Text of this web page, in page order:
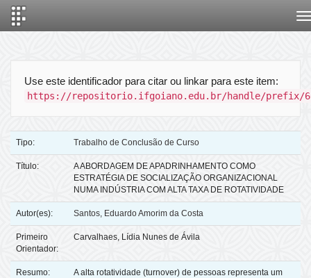
Use este identificador para citar ou linkar para este item:
https://repositorio.ifgoiano.edu.br/handle/prefix/
Tipo: Trabalho de Conclusão de Curso
Título:
A ABORDAGEM DE APADRINHAMENTO COMO
ESTRATÉGIA DE SOCIALIZAÇÃO ORGANIZACIONAL
NUMA INDÚSTRIA COM ALTA TAXA DE ROTATIVIDADE
Autor(es): Santos, Eduardo Amorim da Costa
Primeiro
Orientador:
Carvalhaes, Lídia Nunes de Ávila
Resumo:
A alta rotatividade (turnover) de pessoas representa um